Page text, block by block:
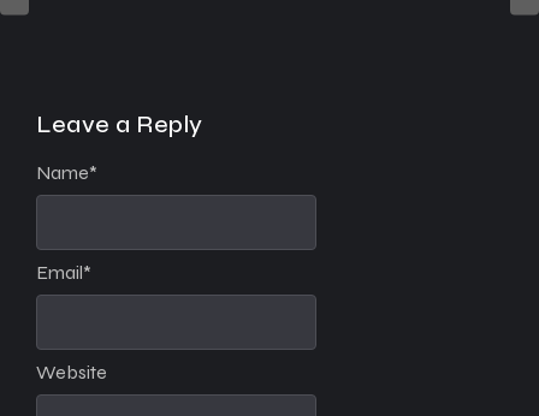
Leave a Reply
Name*
Email*
Website